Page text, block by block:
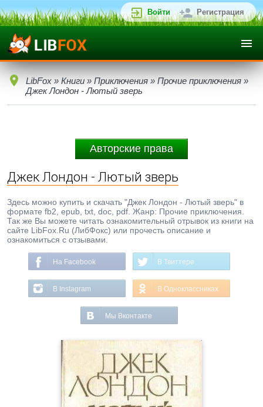
Войти Регистрация
LibFox » Книги » Приключения » Прочие приключения »
Джек Лондон - Лютый зверь
Авторские права
Джек Лондон - Лютый зверь
Здесь можно купить и скачать "Джек Лондон - Лютый зверь" в
формате fb2, epub, txt, doc, pdf. Жанр: Прочие приключения.
Так же Вы можете читать ознакомительный отрывок из книги на
сайте LibFox.Ru (ЛибФокс) или прочесть описание и
ознакомиться с отзывами.
На Facebook В Твиттере
В Instagram В Одноклассниках
Мы Вконтакте